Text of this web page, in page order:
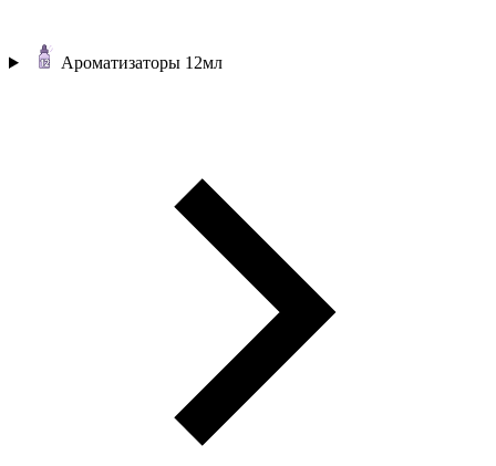
Ароматизаторы 12мл